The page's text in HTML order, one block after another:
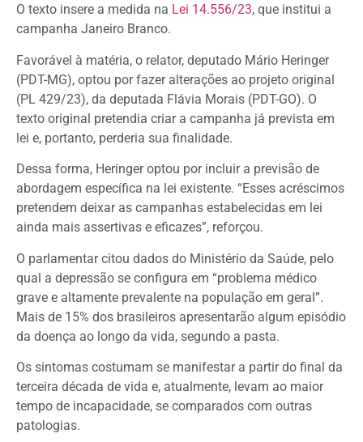
O texto insere a medida na Lei 14.556/23, que institui a
campanha Janeiro Branco.
Favorável à matéria, o relator, deputado Mário Heringer
(PDT-MG), optou por fazer alterações ao projeto original
(PL 429/23), da deputada Flávia Morais (PDT-GO). O
texto original pretendia criar a campanha já prevista em
lei e, portanto, perderia sua finalidade.
Dessa forma, Heringer optou por incluir a previsão de
abordagem específica na lei existente. “Esses acréscimos
pretendem deixar as campanhas estabelecidas em lei
ainda mais assertivas e eficazes”, reforçou.
O parlamentar citou dados do Ministério da Saúde, pelo
qual a depressão se configura em “problema médico
grave e altamente prevalente na população em geral”.
Mais de 15% dos brasileiros apresentarão algum episódio
da doença ao longo da vida, segundo a pasta.
Os sintomas costumam se manifestar a partir do final da
terceira década de vida e, atualmente, levam ao maior
tempo de incapacidade, se comparados com outras
patologias.